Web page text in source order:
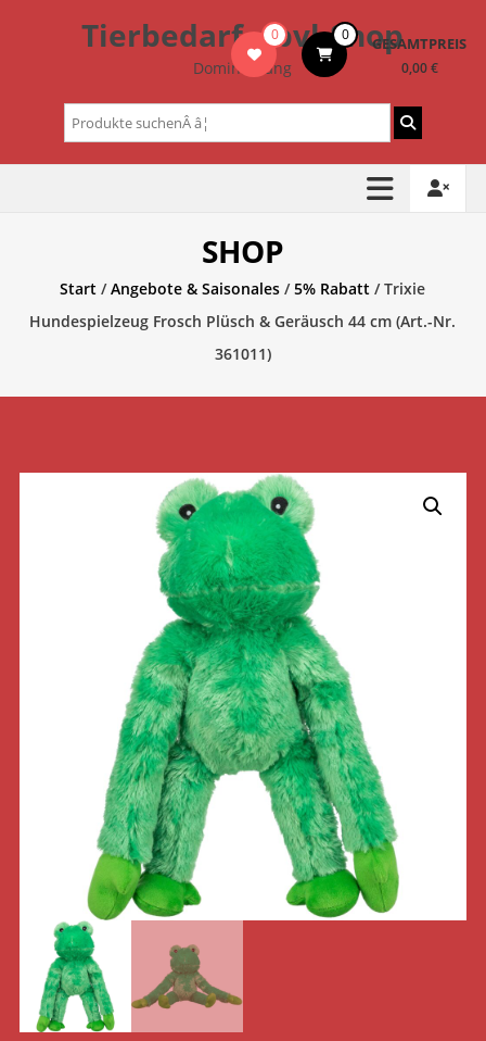
Tierbedarf – bvl-Shop
Dominik Lang
0 0 GESAMTPREIS
0,00 €
Suchen
nach:
SHOP
Start /Angebote & Saisonales /5% Rabatt / Trixie
Hundespielzeug Frosch Plüsch & Geräusch 44 cm (Art.-Nr.
361011)